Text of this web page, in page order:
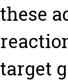
these
target